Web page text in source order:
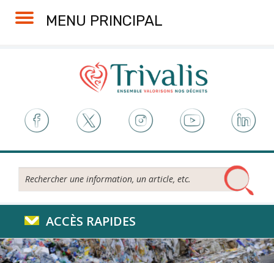
MENU PRINCIPAL
Rechercher...
ACCÈS RAPIDES